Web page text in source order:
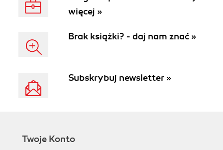
więcej »
Brak książki? - daj nam znać »
Subskrybuj newsletter »
Twoje Konto